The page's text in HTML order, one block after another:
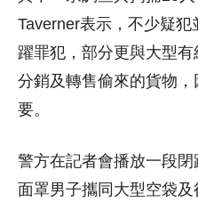
Taverner表示，不少疑
躍罪犯，部分更與大型
分銷及轉售偷來的貨物
要。
警方在記者會播放一段
面罩男子攜同大型空袋